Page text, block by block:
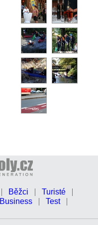
Běžci
Turisté
Business
Test